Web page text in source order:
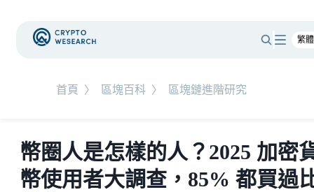
首頁 〉 區塊百科 〉 區塊鏈進階研究
幣圈人是怎樣的人？2025 加密
幣使用者大調查，85% 都買過